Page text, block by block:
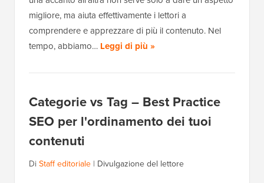
migliore, ma aiuta effettivamente i lettori a
comprendere e apprezzare di più il contenuto. Nel
tempo, abbiamo… Leggi di più »
Categorie vs Tag – Best Practice
SEO per l'ordinamento dei tuoi
contenuti
DiStaff editoriale | Divulgazione del lettore